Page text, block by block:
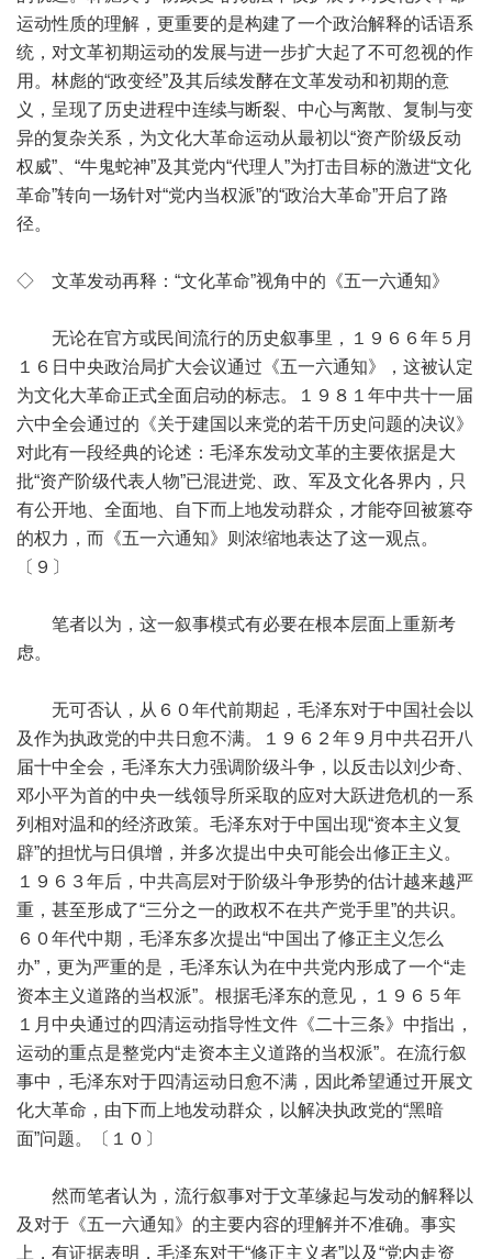
运动性质的理解，更重要的是构建了一个政治解释的话语系
统，对文革初期运动的发展与进一步扩大起了不可忽视的作
用。林彪的“政变经”及其后续发酵在文革发动和初期的意
义，呈现了历史进程中连续与断裂、中心与离散、复制与变
异的复杂关系，为文化大革命运动从最初以“资产阶级反动
权威”、“牛鬼蛇神”及其党内“代理人”为打击目标的激进“文化
革命”转向一场针对“党内当权派”的“政治大革命”开启了路
径。
◇ 文革发动再释：“文化革命”视角中的《五一六通知》
无论在官方或民间流行的历史叙事里，１９６６年５月
１６日中央政治局扩大会议通过《五一六通知》，这被认定
为文化大革命正式全面启动的标志。１９８１年中共十一届
六中全会通过的《关于建国以来党的若干历史问题的决议》
对此有一段经典的论述：毛泽东发动文革的主要依据是大
批“资产阶级代表人物”已混进党、政、军及文化各界内，只
有公开地、全面地、自下而上地发动群众，才能夺回被篡夺
的权力，而《五一六通知》则浓缩地表达了这一观点。
〔９〕
笔者以为，这一叙事模式有必要在根本层面上重新考
虑。
无可否认，从６０年代前期起，毛泽东对于中国社会以
及作为执政党的中共日愈不满。１９６２年９月中共召开八
届十中全会，毛泽东大力强调阶级斗争，以反击以刘少奇、
邓小平为首的中央一线领导所采取的应对大跃进危机的一系
列相对温和的经济政策。毛泽东对于中国出现“资本主义复
辟”的担忧与日俱增，并多次提出中央可能会出修正主义。
１９６３年后，中共高层对于阶级斗争形势的估计越来越严
重，甚至形成了“三分之一的政权不在共产党手里”的共识。
６０年代中期，毛泽东多次提出“中国出了修正主义怎么
办”，更为严重的是，毛泽东认为在中共党内形成了一个“走
资本主义道路的当权派”。根据毛泽东的意见，１９６５年
１月中央通过的四清运动指导性文件《二十三条》中指出，
运动的重点是整党内“走资本主义道路的当权派”。在流行叙
事中，毛泽东对于四清运动日愈不满，因此希望通过开展文
化大革命，由下而上地发动群众，以解决执政党的“黑暗
面”问题。〔１０〕
然而笔者认为，流行叙事对于文革缘起与发动的解释以
及对于《五一六通知》的主要内容的理解并不准确。事实
上，有证据表明，毛泽东对于“修正主义者”以及“党内走资